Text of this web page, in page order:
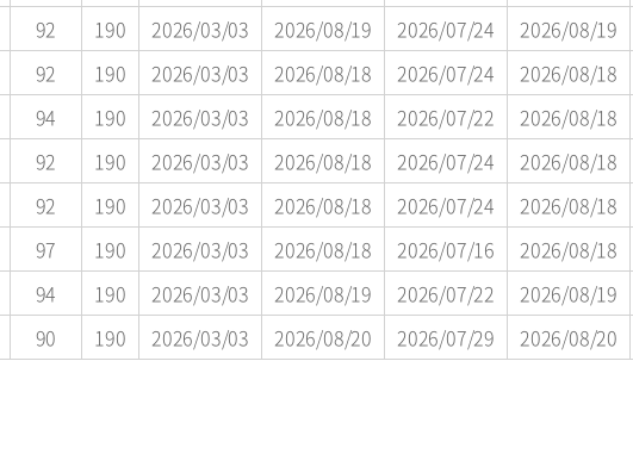
92 190 2026/03/03 2026/08/19 2026/07/24 2026/08/19
92 190 2026/03/03 2026/08/18 2026/07/24 2026/08/18
94 190 2026/03/03 2026/08/18 2026/07/22 2026/08/18
92 190 2026/03/03 2026/08/18 2026/07/24 2026/08/18
92 190 2026/03/03 2026/08/18 2026/07/24 2026/08/18
97 190 2026/03/03 2026/08/18 2026/07/16 2026/08/18
94 190 2026/03/03 2026/08/19 2026/07/22 2026/08/19
90 190 2026/03/03 2026/08/20 2026/07/29 2026/08/20